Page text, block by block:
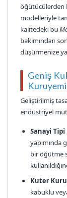
öğütücülerden
modelleriyle
kalitedeki bu
bakımından
düşürmenize
Geniş
Geliştirilmiş
endüstriyel
Sanayi Tipi
yapımında
bir öğütme
Kuter
kabuklu